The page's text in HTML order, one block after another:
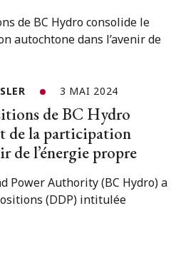
3 MAI 2024
de BC Hydro
de la participation
de l’énergie propre
Power Authority (BC Hydro) a
(DDP) intitulée